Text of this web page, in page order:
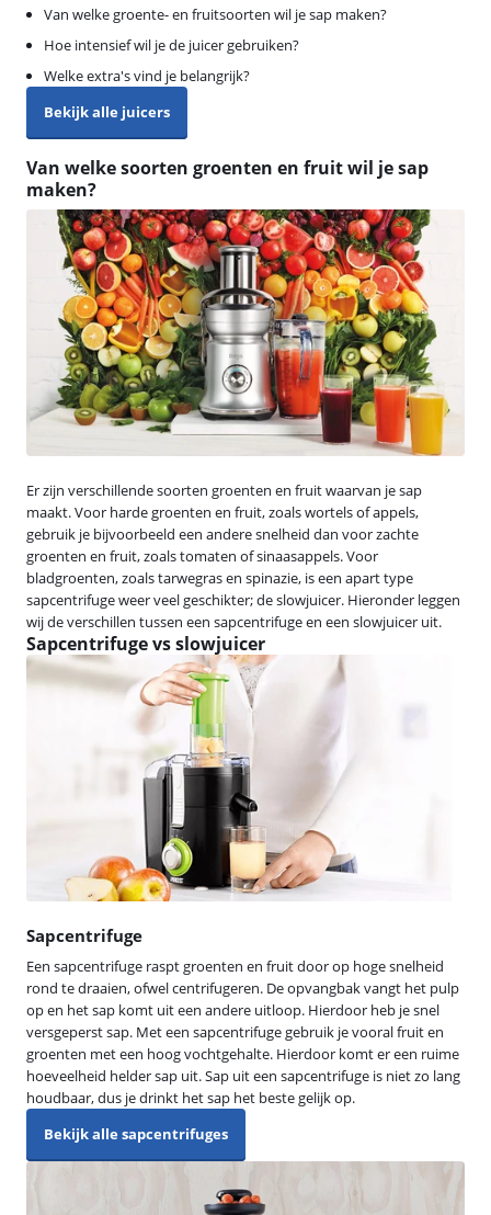
Van welke groente- en fruitsoorten wil je sap maken?
Hoe intensief wil je de juicer gebruiken?
Welke extra's vind je belangrijk?
Bekijk alle juicers
Van welke soorten groenten en fruit wil je sap
maken?
Er zijn verschillende soorten groenten en fruit waarvan je sap
maakt. Voor harde groenten en fruit, zoals wortels of appels,
gebruik je bijvoorbeeld een andere snelheid dan voor zachte
groenten en fruit, zoals tomaten of sinaasappels. Voor
bladgroenten, zoals tarwegras en spinazie, is een apart type
sapcentrifuge weer veel geschikter; de slowjuicer. Hieronder leggen
wij de verschillen tussen een sapcentrifuge en een slowjuicer uit.
Sapcentrifuge vs slowjuicer
Sapcentrifuge
Een sapcentrifuge raspt groenten en fruit door op hoge snelheid
rond te draaien, ofwel centrifugeren. De opvangbak vangt het pulp
op en het sap komt uit een andere uitloop. Hierdoor heb je snel
versgeperst sap. Met een sapcentrifuge gebruik je vooral fruit en
groenten met een hoog vochtgehalte. Hierdoor komt er een ruime
hoeveelheid helder sap uit. Sap uit een sapcentrifuge is niet zo lang
houdbaar, dus je drinkt het sap het beste gelijk op.
Bekijk alle sapcentrifuges